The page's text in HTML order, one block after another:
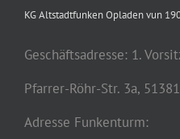
KG Altstadtfunken Opladen vun
Geschäftsadresse: 1.
Pfarrer-Röhr-Str. 3a,
Adresse Funkenturm: